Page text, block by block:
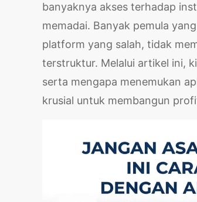
banyaknya akses terhadap
memadai. Banyak pemula
platform yang salah, tidak
terstruktur. Melalui artikel ini,
serta mengapa menemukan
krusial untuk membangun